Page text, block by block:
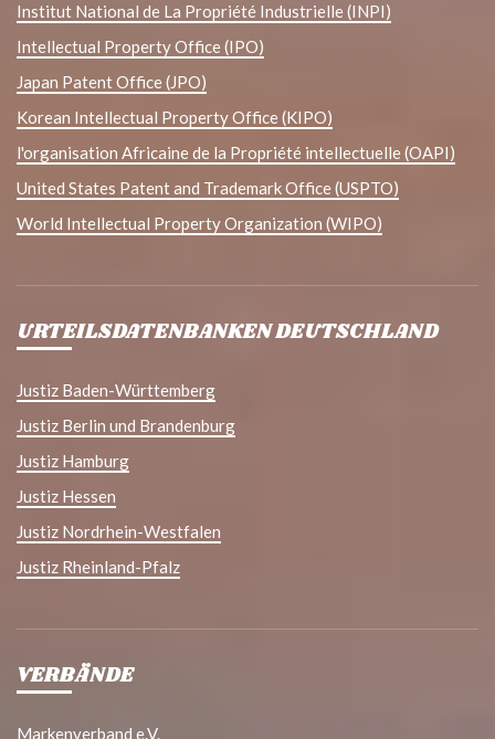
Institut National de La Propriété Industrielle (INPI)
Intellectual Property Office (IPO)
Japan Patent Office (JPO)
Korean Intellectual Property Office (KIPO)
l'organisation Africaine de la Propriété intellectuelle (OAPI)
United States Patent and Trademark Office (USPTO)
World Intellectual Property Organization (WIPO)
URTEILSDATENBANKEN DEUTSCHLAND
Justiz Baden-Württemberg
Justiz Berlin und Brandenburg
Justiz Hamburg
Justiz Hessen
Justiz Nordrhein-Westfalen
Justiz Rheinland-Pfalz
VERBÄNDE
Markenverband e.V.